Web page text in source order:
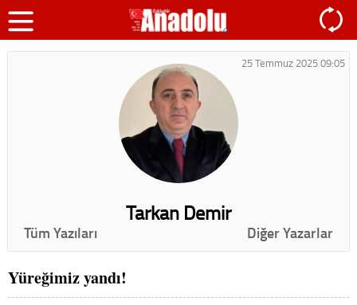
25 Temmuz 2025 09:05
Tarkan Demir
Tüm Yazıları Diğer Yazarlar
Yüreğimiz yandı!